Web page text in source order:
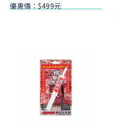
優惠價：$499元